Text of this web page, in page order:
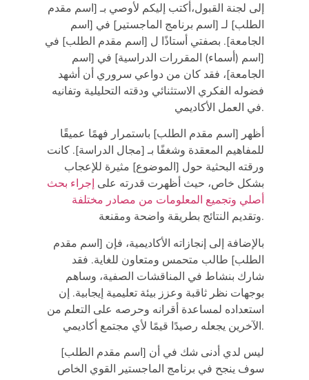
إلى لجنة القبول،أكتب إليكم لأوصي بـ [اسم مقدم
الطلب] لـ [اسم برنامج الماجستير] في [اسم
الجامعة]. بصفتي أستاذًا ل [اسم مقدم الطلب] في
[اسم (أسماء) المقررات الدراسية] في [اسم
الجامعة]، فقد كان من دواعي سروري أن أشهد
فضوله الفكري الاستثنائي ودقته التحليلية وتفانيه
في العمل الأكاديمي.
أظهر [اسم مقدم الطلب] باستمرار فهمًا عميقًا
للمفاهيم المعقدة وشغفًا بـ [مجال الدراسة]. كانت
ورقته البحثية حول [الموضوع] مثيرة للإعجاب
بشكل خاص، حيث أظهرت قدرته على إجراء بحث
أصلي وتجميع المعلومات من مصادر مختلفة
وتقديم النتائج بطريقة واضحة ومقنعة.
بالإضافة إلى إنجازاته الأكاديمية، فإن [اسم مقدم
الطلب] طالب متحمس ومتعاون للغاية. فقد
شارك بنشاط في المناقشات الصفية، وساهم
بوجهات نظر ثاقبة وعزز بيئة تعليمية إيجابية. إن
استعداده لمساعدة أقرانه وحرصه على التعلم من
الآخرين يجعله رصيدًا قيمًا لأي مجتمع أكاديمي.
ليس لدي أدنى شك في أن [اسم مقدم الطلب]
سوف ينجح في برنامج الماجستير القوي الخاص